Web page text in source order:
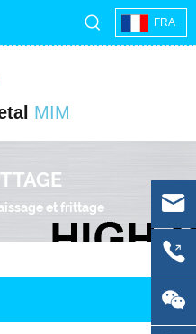
FRA
MIM
et frittage